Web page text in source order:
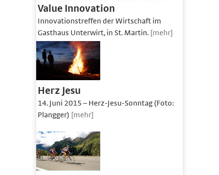
Value Innovation
Innovationstreffen der Wirtschaft im
Gasthaus Unterwirt, in St. Martin. [mehr]
Herz Jesu
14. Juni 2015 – Herz-Jesu-Sonntag (Foto:
Plangger) [mehr]